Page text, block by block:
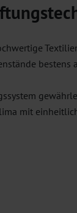
bestens
mit